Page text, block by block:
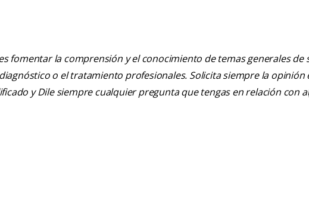
fomentar la comprensión y el conocimiento de temas generales de
o el tratamiento profesionales. Solicita siempre la
y Dile siempre cualquier pregunta que tengas en relación con